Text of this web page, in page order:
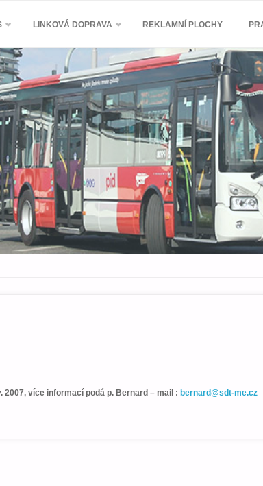
LINKOVÁ DOPRAVA REKLAMNÍ PLOCHY
2007, více informací podá p. Bernard – mail : bernard@sdt-me.cz